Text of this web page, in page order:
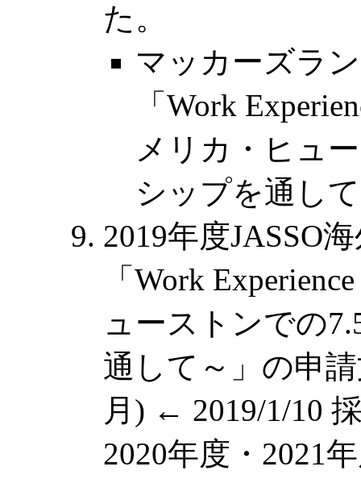
た。
マッカーズラ
「Work
メリカ・ヒュ
シップを通し
2019年度JASSO
「Work
ューストンでの
通して～」の申
月) ← 2019/1/10
2020年度・2021